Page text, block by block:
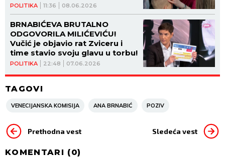
POLITIKA 11:36 08.06.2026
POLITIKA 22:48 07.06.2026
BRNABIĆEVA BRUTALNO
ODGOVORILA MILIĆEVIĆU!
Vučić je objavio rat Zviceru i
time stavio svoju glavu u torbu!
TAGOVI
VENECIJANSKA KOMISIJA ANA BRNABIĆ POZIV
Prethodna vest Sledeća vest
KOMENTARI (0)